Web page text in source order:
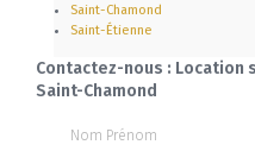
Saint-Chamond
Saint-Étienne
Contactez-nous :
Saint-Chamond